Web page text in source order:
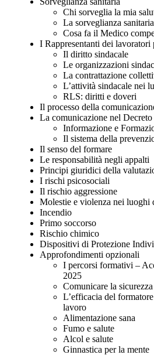
Chi sorveglia la mia
La sorveglianza
Cosa fa il Medico
I Rappresentanti dei lavoratori
Il diritto sindacale
Le organizzazioni
La contrattazione
L’attività sindacale nei
RLS: diritti e doveri
Il processo della
La comunicazione nel
Informazione e
Il sistema della
Il senso del formare
Le responsabilità negli appalti
Principi giuridici della
I rischi psicosociali
Il rischio aggressione
Molestie e violenza nei luoghi
Incendio
Primo soccorso
Rischio chimico
Dispositivi di Protezione
Approfondimenti opzionali
I percorsi formativi –
2025
Comunicare la sicurezza
L’efficacia del
lavoro
Alimentazione sana
Fumo e salute
Alcol e salute
Ginnastica per la mente